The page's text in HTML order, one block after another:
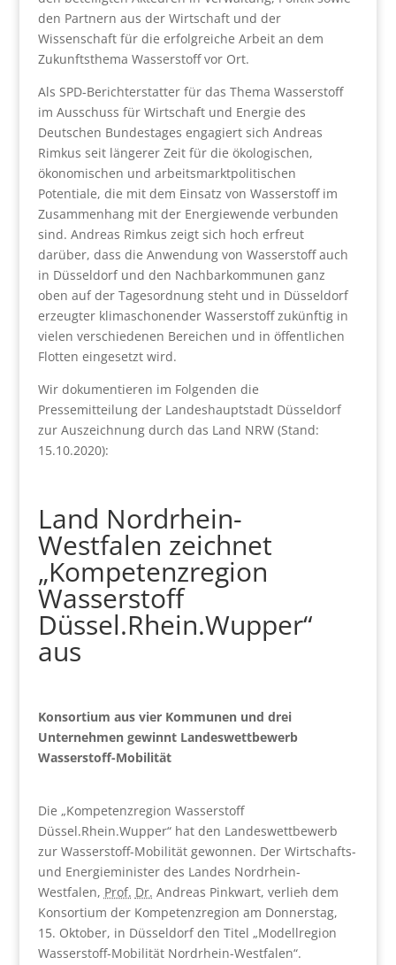
den Partnern aus der Wirtschaft und der
Wissenschaft für die erfolgreiche Arbeit an dem
Zukunftsthema Wasserstoff vor Ort.
Als SPD-Berichterstatter für das Thema Wasserstoff
im Ausschuss für Wirtschaft und Energie des
Deutschen Bundestages engagiert sich Andreas
Rimkus seit längerer Zeit für die ökologischen,
ökonomischen und arbeitsmarktpolitischen
Potentiale, die mit dem Einsatz von Wasserstoff im
Zusammenhang mit der Energiewende verbunden
sind. Andreas Rimkus zeigt sich hoch erfreut
darüber, dass die Anwendung von Wasserstoff auch
in Düsseldorf und den Nachbarkommunen ganz
oben auf der Tagesordnung steht und in Düsseldorf
erzeugter klimaschonender Wasserstoff zukünftig in
vielen verschiedenen Bereichen und in öffentlichen
Flotten eingesetzt wird.
Wir dokumentieren im Folgenden die
Pressemitteilung der Landeshauptstadt Düsseldorf
zur Auszeichnung durch das Land NRW (Stand:
15.10.2020):
Land Nordrhein-
Westfalen zeichnet
„Kompetenzregion
Wasserstoff
Düssel.Rhein.Wupper“
aus
Konsortium aus vier Kommunen und drei
Unternehmen gewinnt Landeswettbewerb
Wasserstoff-Mobilität
Die „Kompetenzregion Wasserstoff
Düssel.Rhein.Wupper“ hat den Landeswettbewerb
zur Wasserstoff-Mobilität gewonnen. Der Wirtschafts-
und Energieminister des Landes Nordrhein-
Westfalen, Prof. Dr. Andreas Pinkwart, verlieh dem
Konsortium der Kompetenzregion am Donnerstag,
15. Oktober, in Düsseldorf den Titel „Modellregion
Wasserstoff-Mobilität Nordrhein-Westfalen“.